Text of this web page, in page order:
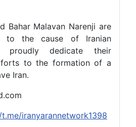
and Bahar Malavan Narenji are
to the cause of Iranian
proudly dedicate their
efforts to the formation of a
to save Iran.
t.me/iranyarannetwork1398